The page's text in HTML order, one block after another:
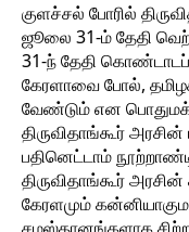
குளச்சல் போரில்
ஜூலை 31-ம் தேதி
31-ந் தேதி
கேரளாவை போல்,
வேண்டும் என
திருவிதாங்கூர்
பதினெட்டாம்
திருவிதாங்கூர்
கேரளமும்